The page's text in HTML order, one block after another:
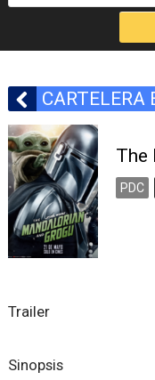
CARTELERA
The
PDC
Trailer
Sinopsis